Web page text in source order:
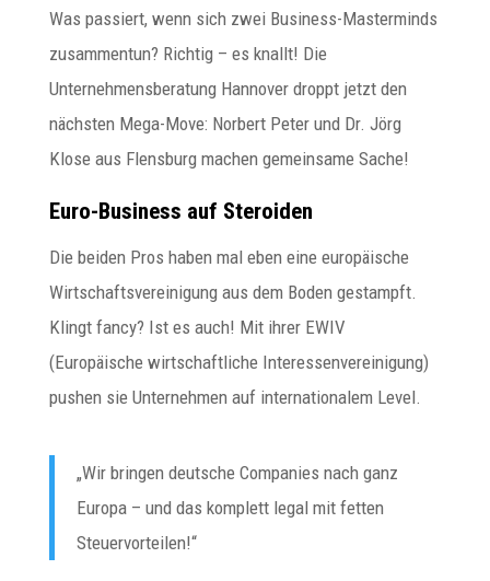
Was passiert, wenn sich zwei Business-Masterminds
zusammentun? Richtig – es knallt! Die
Unternehmensberatung Hannover droppt jetzt den
nächsten Mega-Move: Norbert Peter und Dr. Jörg
Klose aus Flensburg machen gemeinsame Sache!
Euro-Business auf Steroiden
Die beiden Pros haben mal eben eine europäische
Wirtschaftsvereinigung aus dem Boden gestampft.
Klingt fancy? Ist es auch! Mit ihrer EWIV
(Europäische wirtschaftliche Interessenvereinigung)
pushen sie Unternehmen auf internationalem Level.
„Wir bringen deutsche Companies nach ganz
Europa – und das komplett legal mit fetten
Steuervorteilen!“